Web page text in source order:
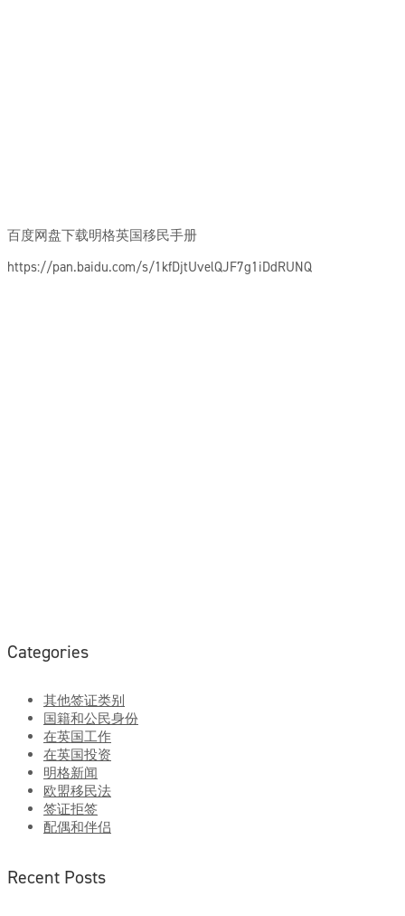
百度网盘下载明格英国移民手册
https://pan.baidu.com/s/1kfDjtUvelQJF7g1iDdRUNQ
Categories
其他签证类别
国籍和公民身份
在英国工作
在英国投资
明格新闻
欧盟移民法
签证拒签
配偶和伴侣
Recent Posts